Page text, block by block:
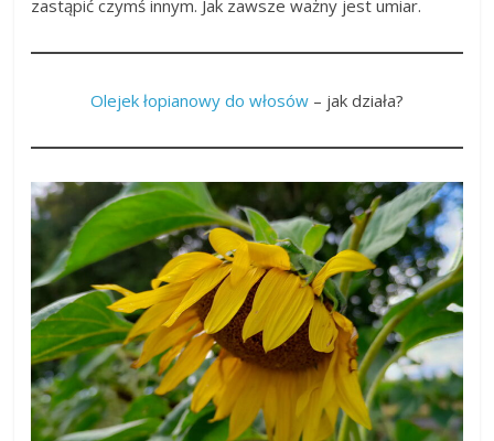
zastąpić czymś innym. Jak zawsze ważny jest umiar.
Olejek łopianowy do włosów– jak działa?